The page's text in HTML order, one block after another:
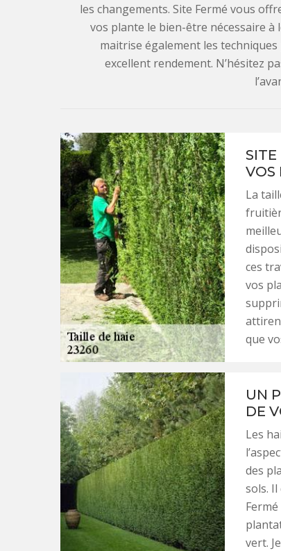
les changements. Site Fermé vous
vos plante le bien-être nécessaire
maitrise également les
excellent rendement. N’hésitez
VOS
La
ces
vos
que
UN
DE
Les
des
sols. Il
vert.